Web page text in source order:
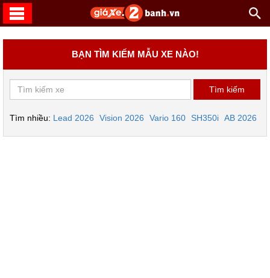
BẠN TÌM KIẾM MẪU XE NÀO!
Tìm nhiều: Lead 2026 Vision 2026 Vario 160 SH350i AB 2026